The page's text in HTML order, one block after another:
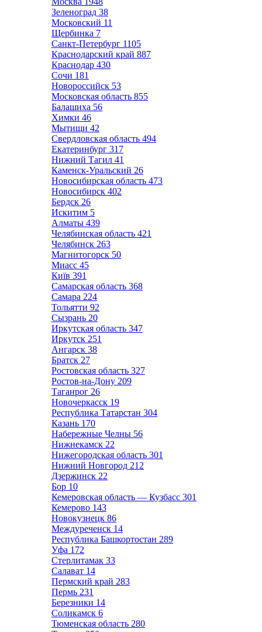
Зеленоград 38
Московский 11
Щербинка 7
Санкт-Петербург 1105
Краснодарский край 887
Краснодар 430
Сочи 181
Новороссийск 53
Московская область 855
Балашиха 56
Химки 46
Мытищи 42
Свердловская область 494
Екатеринбург 317
Нижний Тагил 41
Каменск-Уральский 26
Новосибирская область 473
Новосибирск 402
Бердск 26
Искитим 5
Алматы 439
Челябинская область 421
Челябинск 263
Магнитогорск 50
Миасс 45
Київ 391
Самарская область 368
Самара 224
Тольятти 92
Сызрань 20
Иркутская область 347
Иркутск 251
Ангарск 38
Братск 27
Ростовская область 327
Ростов-на-Дону 209
Таганрог 26
Новочеркасск 19
Республика Татарстан 304
Казань 170
Набережные Челны 56
Нижнекамск 22
Нижегородская область 301
Нижний Новгород 212
Дзержинск 22
Бор 10
Кемеровская область — Кузбасс 301
Кемерово 143
Новокузнецк 86
Междуреченск 14
Республика Башкортостан 289
Уфа 172
Стерлитамак 33
Салават 14
Пермский край 283
Пермь 231
Березники 14
Соликамск 6
Тюменская область 280